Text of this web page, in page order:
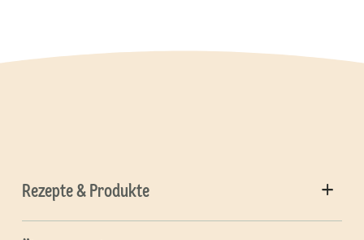
Rezepte & Produkte